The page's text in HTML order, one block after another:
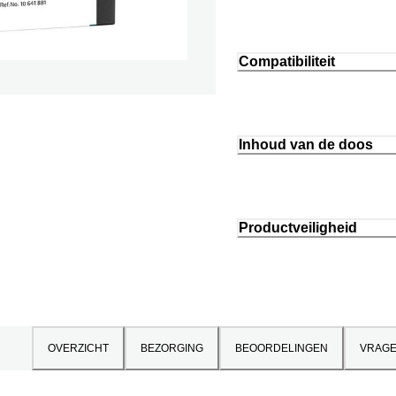
Compatibiliteit
Inhoud van de doos
Productveiligheid
OVERZICHT BEZORGING BEOORDELINGEN